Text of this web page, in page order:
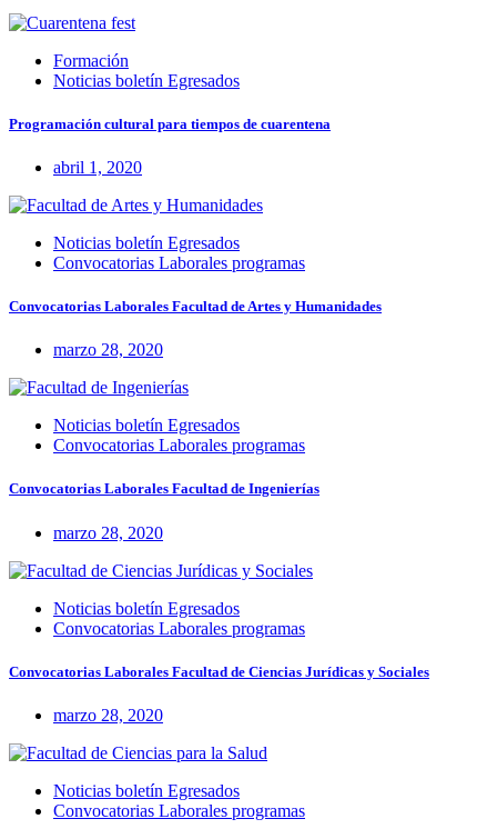
Formación
Noticias boletín Egresados
Programación cultural para tiempos de cuarentena
abril 1, 2020
Noticias boletín Egresados
Convocatorias Laborales programas
Convocatorias Laborales Facultad de Artes y Humanidades
marzo 28, 2020
Noticias boletín Egresados
Convocatorias Laborales programas
Convocatorias Laborales Facultad de Ingenierías
marzo 28, 2020
Noticias boletín Egresados
Convocatorias Laborales programas
Convocatorias Laborales Facultad de Ciencias Jurídicas y Sociales
marzo 28, 2020
Noticias boletín Egresados
Convocatorias Laborales programas